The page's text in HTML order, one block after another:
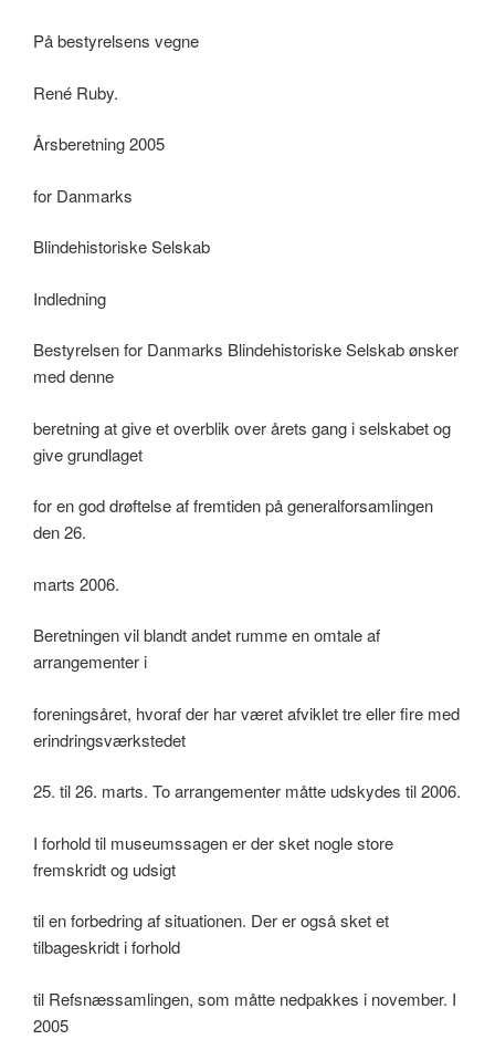
På bestyrelsens vegne
René Ruby.
Årsberetning 2005
for Danmarks
Blindehistoriske Selskab
Indledning
Bestyrelsen for Danmarks Blindehistoriske Selskab ønsker
med denne
beretning at give et overblik over årets gang i selskabet og
give grundlaget
for en god drøftelse af fremtiden på generalforsamlingen
den 26.
marts 2006.
Beretningen vil blandt andet rumme en omtale af
arrangementer i
foreningsåret, hvoraf der har været afviklet tre eller fire med
erindringsværkstedet
25. til 26. marts. To arrangementer måtte udskydes til 2006.
I forhold til museumssagen er der sket nogle store
fremskridt og udsigt
til en forbedring af situationen. Der er også sket et
tilbageskridt i forhold
til Refsnæssamlingen, som måtte nedpakkes i november. I
2005